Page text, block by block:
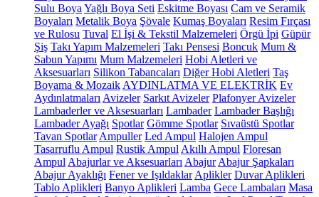
Sulu Boya Yağlı Boya Seti Eskitme Boyası Cam ve Seramik
Boyaları Metalik Boya Şövale Kumaş Boyaları Resim Fırçası
ve Rulosu Tuval El İşi & Tekstil Malzemeleri Örgü İpi Güpür
Şiş Takı Yapım Malzemeleri Takı Pensesi Boncuk Mum &
Sabun Yapımı Mum Malzemeleri Hobi Aletleri ve
Aksesuarları Silikon Tabancaları Diğer Hobi Aletleri Taş
Boyama & Mozaik AYDINLATMA VE ELEKTRİK Ev
Aydınlatmaları Avizeler Sarkıt Avizeler Plafonyer Avizeler
Lambaderler ve Aksesuarları Lambader Lambader Başlığı
Lambader Ayağı Spotlar Gömme Spotlar Sıvaüstü Spotlar
Tavan Spotlar Ampuller Led Ampul Halojen Ampul
Tasarruflu Ampul Rustik Ampul Akıllı Ampul Floresan
Ampul Abajurlar ve Aksesuarları Abajur Abajur Şapkaları
Abajur Ayaklığı Fener ve Işıldaklar Aplikler Duvar Aplikleri
Tablo Aplikleri Banyo Aplikleri Lamba Gece Lambaları Masa